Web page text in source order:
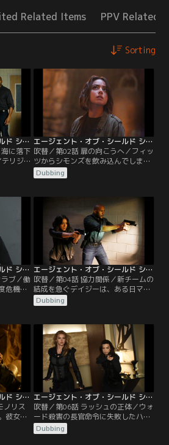
Related Items PPV Related
Sorting
エージェント・オブ・シールド シーズン3 第01話／吹替【MARVEL】
に落下
テリジ
ッシ
こと
醒して
、シー
が、常
れてし
エージェント・オブ・シールド シーズン3 第02話／吹替【MARVEL】
吹替／第02話 扉の向こうへ／フィッ
ツからシモンズを飲み込んでしまっ
たモノリスが“時空の扉”ではないか
と告げられたコールソンは、その分
を仰ぐ。やがて、彼の目撃談をもと
に英国のグロスタシャーの城へ向か
ったシールドは、奇妙な隠し部屋に
辿り着くと、そこでモノリスを収納
していたかのような“穴”と“ある機
械”を見つけ…。
Dubbing
エージェント・オブ・シールド シーズン3 第03話／吹替【MARVEL】
ブ／働
危機抑
たリ
、唯
のも
がある
始めに
ると、
を満た
エージェント・オブ・シールド シーズン3 第04話／吹替【MARVEL】
吹替／第04話 協力関係／新チームの
結成を急ぐデイジーは、ある日マッ
クと共に新人勧誘に出かけると、コ
ールソンからインヒューマンズが襲
現場に駆けつけると、既に被害者3
人は死亡しており、以前病院でリン
カーンを襲った怪物が再び現れたこ
とがわかる。現場で採取した怪物の
毛束をDNA解析した結果、犯人はイ
ンヒューマンズと判明。
Dubbing
エージェント・オブ・シールド シーズン3 第05話／吹替【MARVEL】
ノリス
彼女は
ずフィ
到着
エージェント・オブ・シールド シーズン3 第06話／吹替【MARVEL】
吹替／第06話 ラッシュの正体／ウォ
ード殺害の長官命令に失敗したハン
ターは任務から外される。その代わ
り、メイがシールドに完全復帰を果
Dubbing